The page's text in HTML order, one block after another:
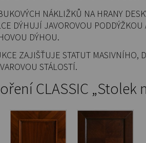
NÁKLIŽKŮ NA HRANY
DÝHUJÍ JAVOROVOU
DÝHOU.
ZAJIŠŤUJE STATUT MASIVNÍHO,
STÁLOSTÍ.
CLASSIC „Stolek